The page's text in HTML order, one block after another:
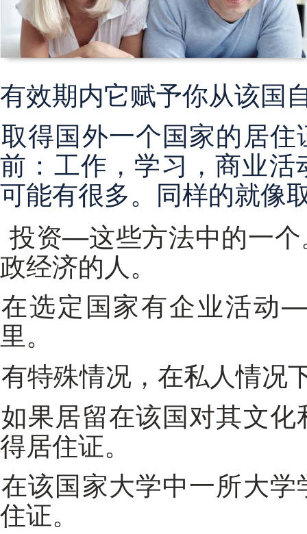
有效期内它赋予你从该国
取得国外一个国家的居住证—今天这个任务摆在很多人面
前：工作，学习，商业
可能有很多。同样的就像
投资—这些方法中的一
政经济的人。
在选定国家有企业活动—一个很严肃的理由长期留在那
里。
有特殊情况，在私人情
如果居留在该国对其文化和科学活动是必要的，您可以取
得居住证。
在该国家大学中一所大学学习的学生取得学业时间内的居
住证。